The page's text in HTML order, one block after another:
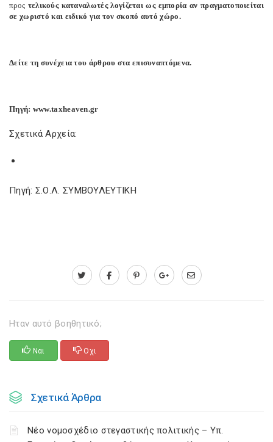
προς τελικούς καταναλωτές λογίζεται ως εμπορία αν πραγματοποιείται
σε χωριστό και ειδικό για τον σκοπό αυτό χώρο.
Δείτε τη συνέχεια του άρθρου στα επισυναπτόμενα.
Πηγή: www.taxheaven.gr
Σχετικά Αρχεία:
Πηγή: Σ.Ο.Λ. ΣΥΜΒΟΥΛΕΥΤΙΚΗ
Ηταν αυτό βοηθητικό;
Ναι Οχι
Σχετικά Άρθρα
Νέο νομοσχέδιο στεγαστικής πολιτικής – Υπ.